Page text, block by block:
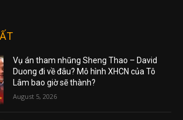
Vụ án tham nhũng Sheng Thao – David
Duong đi về đâu? Mô hình XHCN của Tô
Lâm bao giờ sẽ thành?
August 5, 2026